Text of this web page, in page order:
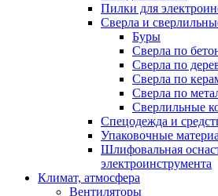
Пилки для
Сверла и
Буры
Сверла по
Сверла по
Сверла по
Сверла по
Сверлильные
Спецодежда и
Упаковочные
Шлифовальная
электроинструмента
Климат, атмосфера
Вентиляторы